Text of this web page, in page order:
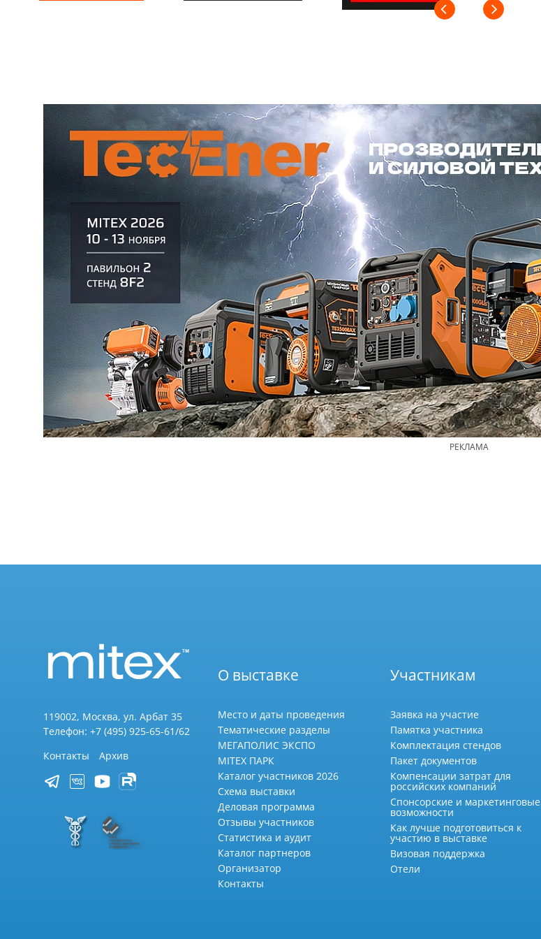
РЕКЛАМА
119002, Москва, ул. Арбат 35
Телефон: +7 (495) 925-65-61/62
Контакты
Архив
О выставке
Место и даты проведения
Тематические разделы
МЕГАПОЛИС ЭКСПО
MITEX ПАРК
Каталог участников 2026
Схема выставки
Деловая программа
Отзывы участников
Статистика и аудит
Каталог партнеров
Организатор
Контакты
Участникам
Заявка на участие
Памятка участника
Комплектация стендов
Пакет документов
Компенсации затрат для
российских компаний
Спонсорские и маркетинговые
возможности
Как лучше подготовиться к
участию в выставке
Визовая поддержка
Отели